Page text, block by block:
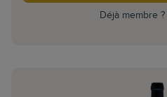
Déjà membre ?